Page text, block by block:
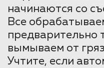
начинаются со
Все
предварительно
вымываем от
Учтите, если